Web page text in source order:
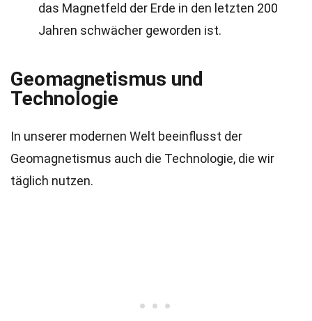
das Magnetfeld der Erde in den letzten 200
Jahren schwächer geworden ist.
Geomagnetismus und
Technologie
In unserer modernen Welt beeinflusst der
Geomagnetismus auch die Technologie, die wir
täglich nutzen.